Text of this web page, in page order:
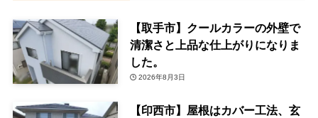
【取手市】クールカラーの外壁で
清潔さと上品な仕上がりになりま
した。
2026年8月3日
【印西市】屋根はカバー工法、玄